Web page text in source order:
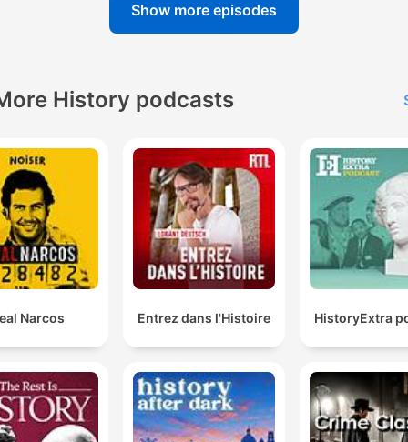
Show more episodes
History podcasts
Narcos Entrez dans l'Histoire HistoryExtra